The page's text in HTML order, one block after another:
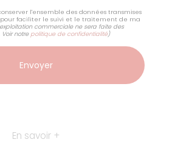
l'ensemble des données transmises
faciliter le suivi et le traitement de ma
commerciale ne sera faite des
notre politique de confidentialité)
En savoir +